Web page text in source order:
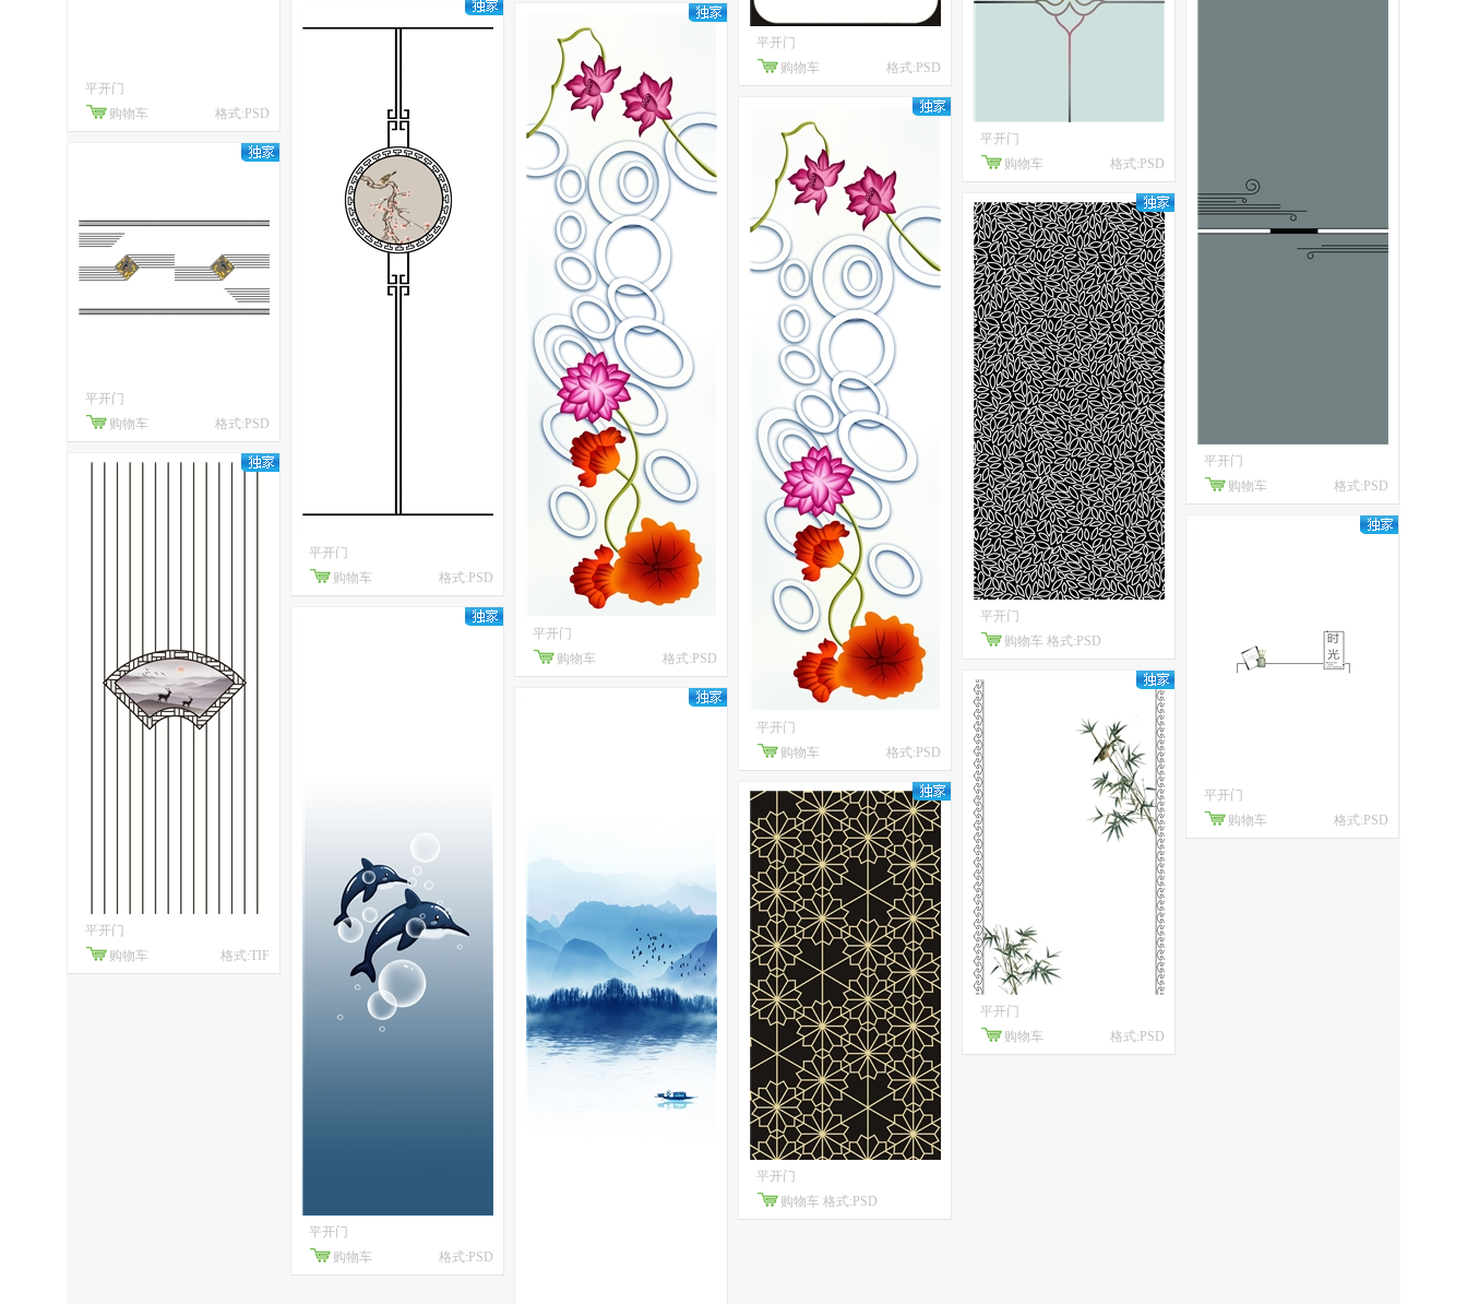
平开门
购物车
格式:PSD
平开门
购物车
格式:PSD
平开门
购物车
格式:TIF
平开门
购物车
格式:PSD
平开门
购物车
格式:PSD
平开门
购物车
格式:PSD
平开门
购物车
格式:PSD
平开门
购物车
格式:PSD
平开门
购物车 格式:PSD
平开门
购物车
格式:PSD
平开门
购物车 格式:PSD
平开门
购物车
格式:PSD
平开门
购物车
格式:PSD
平开门
购物车
格式:PSD